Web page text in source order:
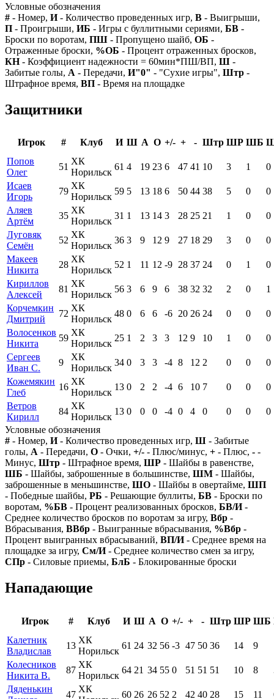
Условные обозначения
# - Номер, И- Количество проведенных игр, В - Выигрыши,
П - Проигрыши, ИБ - Игры с буллитными сериями, БВ -
Броски по воротам, ПШ - Пропущено шайб, ОБ -
Отраженные броски, %ОБ - Процент отраженных бросков,
КН- Коэффициент надежности = 60мин*ПШ/ВП, Ш -
Забитые голы, А - Передачи, И"0" - "Сухие игры", Штр -
Штрафное время, ВП - Время на площадке
Защитники
Игрок # Клуб И Ш А О +/- + - Штр ШР ШБ
Попов
Олег
51
ХК
Норильск
61 4 19 23 6 47 41 10 3 1
0
Исаев
Игорь
79
ХК
Норильск
59 5 13 18 6 50 44 38 5 0
0
Аляев
Артём
35
ХК
Норильск
31 1 13 14 3 28 25 21 1 0
0
Луговяк
Семён
52
ХК
Норильск
36 3 9 12 9 27 18 29 3 0
0
Макеев
Никита
28
ХК
Норильск
52 1 11 12 -9 28 37 24 0 1
0
Кириллов
Алексей
81
ХК
Норильск
56 3 6 9 6 38 32 32 2 0
1
Корчемкин
Дмитрий
72
ХК
Норильск
48 0 6 6 -6 20 26 24 0 0
0
Волосенков
Никита
59
ХК
Норильск
25 1 2 3 3 12 9 10 1 0
0
Сергеев
Иван С.
9
ХК
Норильск
34 0 3 3 -4 8 12 2 0 0
0
Кожемякин
Глеб
16
ХК
Норильск
13 0 2 2 -4 6 10 7 0 0
0
Ветров
Кирилл
84
ХК
Норильск
13 0 0 0 -4 0 4 0 0 0
0
Условные обозначения
# - Номер, И- Количество проведенных игр, Ш - Забитые
голы, А - Передачи, О - Очки, +/- - Плюс/минус, + - Плюс, - -
Минус, Штр - Штрафное время, ШР - Шайбы в равенстве,
ШБ - Шайбы, заброшенные в большинстве, ШМ - Шайбы,
заброшенные в меньшинстве, ШО - Шайбы в овертайме, ШП
- Победные шайбы, РБ - Решающие буллиты, БВ - Броски по
воротам, %БВ - Процент реализованных бросков, БВ/И-
Среднее количество бросков по воротам за игру, Вбр -
Вбрасывания, ВВбр - Выигранные вбрасывания, %Вбр -
Процент выигранных вбрасываний, ВП/И- Среднее время на
площадке за игру, См/И- Среднее количество смен за игру,
СПр - Силовые приемы, БлБ - Блокированные броски
Нападающие
Игрок # Клуб И Ш А О +/- + - Штр ШР ШБ
Калетник
Владислав
13
ХК
Норильск
61 24 32 56 -3 47 50 36 14 9
Колесников
Никита В.
87
ХК
Норильск
64 21 34 55 0 51 51 51 10 8
Дяденькин
47
ХК
60 26 26 52 2 42 40 28 15 11